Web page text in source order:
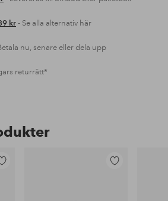
kr- Se alla alternativ här
nu, senare eller dela upp
returrätt*